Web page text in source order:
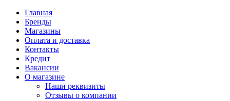
Главная
Бренды
Магазины
Оплата и доставка
Контакты
Кредит
Вакансии
О магазине
Наши реквизиты
Отзывы о компании